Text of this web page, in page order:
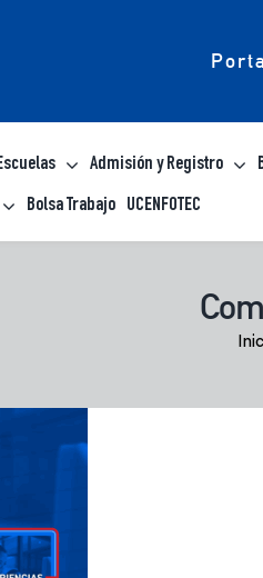
Admisión y Registro
Bolsa Trabajo UCENFOTEC